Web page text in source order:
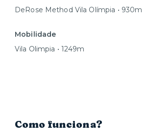
DeRose Method Vila Olímpia • 930m
Mobilidade
Vila Olimpia • 1249m
Como funciona?